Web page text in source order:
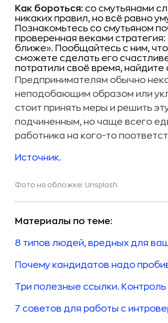
Как бороться: со смутьянами
никаких правил, но всё равно
Познакомьтесь со смутьяном
проверенная веками
ближе». Пообщайтесь с ним,
сможете сделать его
потратили своё время, найдите
Предпринимателям обычно
неподобающим образом или
стоит принять меры и решить
подчиненным, но чаще всего
работника на кого-то
Источник.
Фото на обложке: Unsplash
Материалы по теме:
8 типов людей, вредных для
Почему кандидатов надо
Три полезные ссылки.
7 советов для работы с